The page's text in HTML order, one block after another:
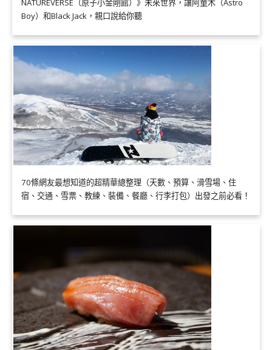
NATUREVERSE（原子小金剛館）》未來世界，讓阿童木（Astro
Boy）和Black Jack，親口說給你聽
70條網友最想知道的超精華總整理（天數、預算、滑雪場、住
宿、交通、雪票、教練、裝備、餐廳、行李打包）出發之前必看！